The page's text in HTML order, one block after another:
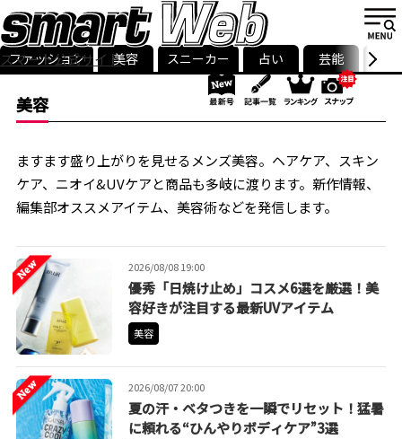
スマート公式サイト
smart最新号
記事一覧ランキング
ストリ
ファッション 美容 スニーカー 占い 芸能 グル
美容
ますます盛り上がりを見せるメンズ美容。ヘアケア、スキン
ケア、ニオイ&UVケアと商品も多岐に渡ります。新作情報、
編集部オススメアイテム、美容術などを発信します。
2026/08/08 19:00
優秀「日焼け止め」コスメ6選を厳選！美
容好きが注目する最新UVアイテム
美容
2026/08/07 20:00
夏の汗・ベタつきを一瞬でリセット！猛暑
に頼れる“ひんやりボディケア”3選